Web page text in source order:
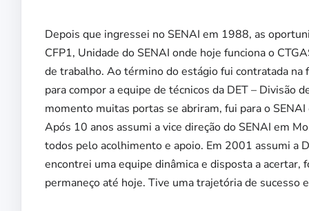
Depois que ingressei no SENAI em 1988, as
CFP1, Unidade do SENAI onde hoje funciona o
de trabalho. Ao término do estágio fui contratada na
para compor a equipe de técnicos da DET – Divisão
momento muitas portas se abriram, fui para o
Após 10 anos assumi a vice direção do SENAI em
todos pelo acolhimento e apoio. Em 2001 assumi a
encontrei uma equipe dinâmica e disposta a
permaneço até hoje. Tive uma trajetória de sucesso